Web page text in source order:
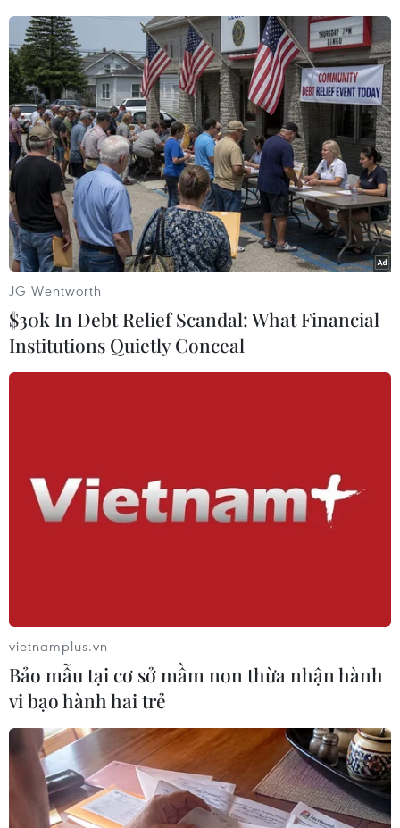
rằng việc chính phủ tự quyết định kế hoạch rời
EEA và EU là "hành động bất hợp pháp," theo
đó, British Influence tuyên bố cần làm rõ các
thủ tục tư pháp liên quan.
Trước đó, cả Thủ tướng Anh và Bộ trưởng phụ
trách vấn đề Brexit David Davis đều tuyên bố
chính phủ đã lên kế hoạch kích hoạt Điều 50
của Hiệp ước Lisbon - khởi động tiến trình
Brexit vào cuối tháng 3/2017./.
#Du học Anh
#Chính phủ Anh
#Thủ tướng Theresa May
#Miễn thuế thương mại
#British Influence Anh
Theo dõi VietnamPlus
JG Wentworth
$30k In Debt Relief Scandal: What Financial
Institutions Quietly Conceal
vietnamplus.vn
Bảo mẫu tại cơ sở mầm non thừa nhận hành
vi bạo hành hai trẻ